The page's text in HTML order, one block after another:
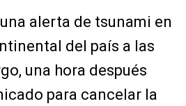
alerta de tsunami en
del país a las
una hora después
para cancelar la